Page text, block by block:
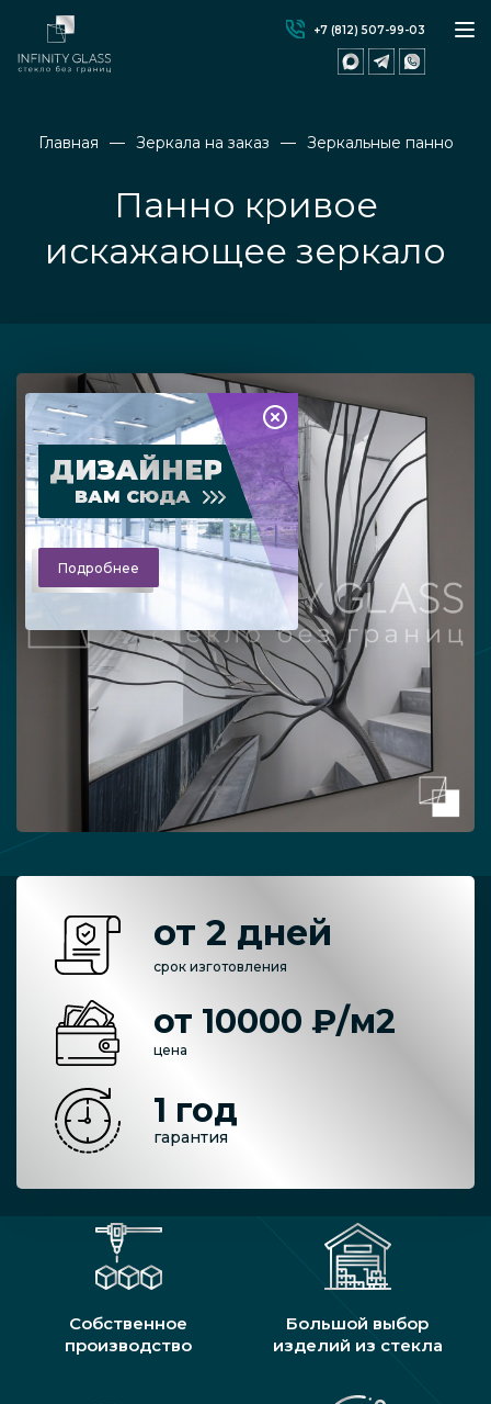
+7 (812) 507-99-03
Главная Зеркала на заказ Зеркальные панно
Панно кривое
искажающее зеркало
ДИЗАЙНЕР
ВАМ СЮДА
Подробнее
от 2 дней
срок изготовления
от 10000 ₽/м2
цена
1 год
гарантия
Собственное
производство
Большой выбор
изделий из стекла